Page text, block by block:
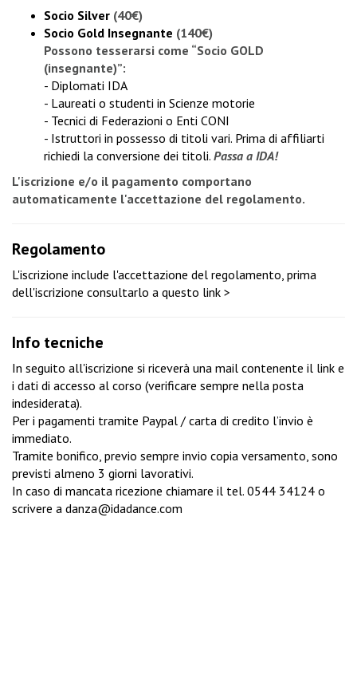
Socio Silver (40€)
Socio Gold Insegnante (140€)
Possono tesserarsi come “Socio GOLD
(insegnante)”:
- Diplomati IDA
- Laureati o studenti in Scienze motorie
- Tecnici di Federazioni o Enti CONI
- Istruttori in possesso di titoli vari. Prima di affiliarti
richiedi la conversione dei titoli. Passa a IDA!
L'iscrizione e/o il pagamento comportano
automaticamente l'accettazione del regolamento.
Regolamento
L'iscrizione include l'accettazione del regolamento, prima
dell'iscrizione consultarlo a questo link >
Info tecniche
In seguito all'iscrizione si riceverà una mail contenente il link e
i dati di accesso al corso (verificare sempre nella posta
indesiderata).
Per i pagamenti tramite Paypal / carta di credito l’invio è
immediato.
Tramite bonifico, previo sempre invio copia versamento, sono
previsti almeno 3 giorni lavorativi.
In caso di mancata ricezione chiamare il tel. 0544 34124 o
scrivere a danza@idadance.com